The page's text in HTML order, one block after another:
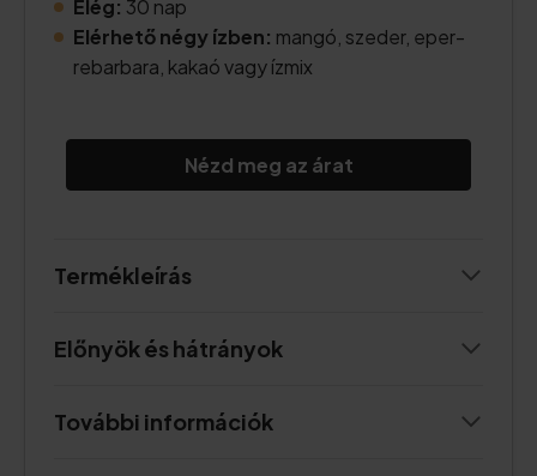
Elég: 30 nap
Elérhető négy ízben: mangó, szeder, eper-
rebarbara, kakaó vagy ízmix
Nézd meg az árat
Termékleírás
Előnyök és hátrányok
További információk